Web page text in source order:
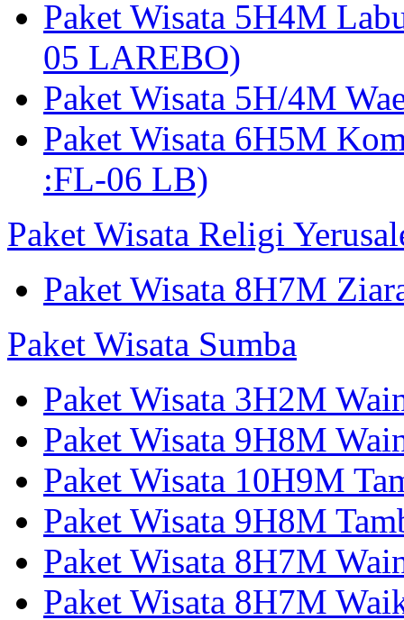
Paket Wisata 5H4M
05 LAREBO)
Paket Wisata 5H/4M
Paket Wisata 6H5M
:FL-06 LB)
Paket Wisata Religi
Paket Wisata 8H7M
Paket Wisata Sumba
Paket Wisata 3H2M
Paket Wisata 9H8M
Paket Wisata 10H9M
Paket Wisata 9H8M
Paket Wisata 8H7M
Paket Wisata 8H7M